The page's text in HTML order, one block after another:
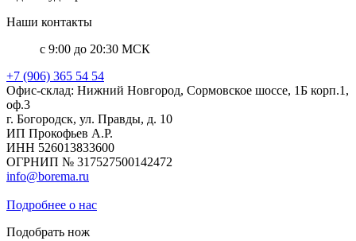
Наши контакты
с 9:00 до 20:30 МСК
+7 (906) 365 54 54
Офис-склад: Нижний Новгород, Сормовское шоссе, 1Б корп.1,
оф.3
г. Богородск, ул. Правды, д. 10
ИП Прокофьев А.Р.
ИНН 526013833600
ОГРНИП № 317527500142472
info@borema.ru
Подробнее о нас
Подобрать нож